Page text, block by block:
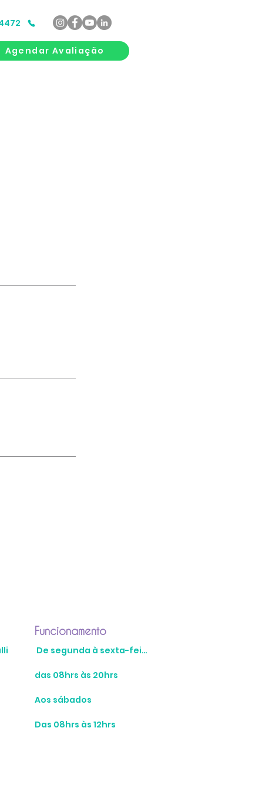
Agendar Avaliação
Funcionamento
De segunda à sexta-feira
das 08hrs às 20hrs
Aos sábados
Das 08hrs às 12hrs